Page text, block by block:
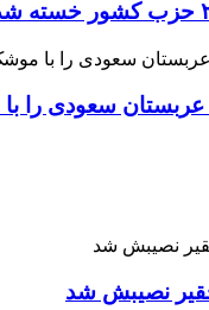
نصیبش شد